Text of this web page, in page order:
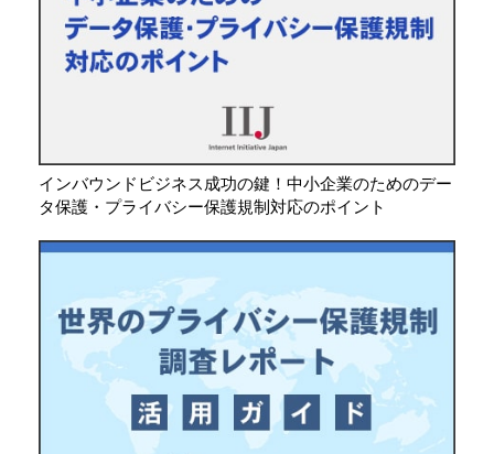
インバウンドビジネス成功の鍵！中小企業のためのデー
タ保護・プライバシー保護規制対応のポイント